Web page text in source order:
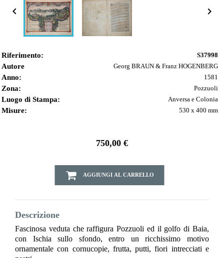
 
Riferimento: S37998
Autore Georg BRAUN & Franz HOGENBERG
Anno: 1581
Zona: Pozzuoli
Luogo di Stampa: Anversa e Colonia
Misure: 530 x 400 mm
750,00 €
AGGIUNGI AL CARRELLO
Descrizione
Fascinosa veduta che raffigura Pozzuoli ed il golfo di Baia,
con Ischia sullo sfondo, entro un ricchissimo motivo
ornamentale con cornucopie, frutta, putti, fiori intrecciati e